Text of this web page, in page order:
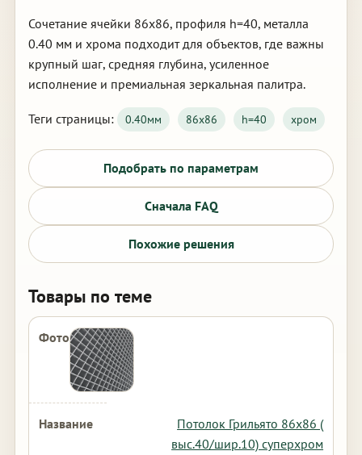
Сочетание ячейки 86х86, профиля h=40, металла
0.40 мм и хрома подходит для объектов, где важны
крупный шаг, средняя глубина, усиленное
исполнение и премиальная зеркальная палитра.
Теги страницы: 0.40мм 86х86 h=40 хром
Подобрать по параметрам
Сначала FAQ
Похожие решения
Товары по теме
Потолок Грильято 86х86 (
выс.40/шир.10) суперхром